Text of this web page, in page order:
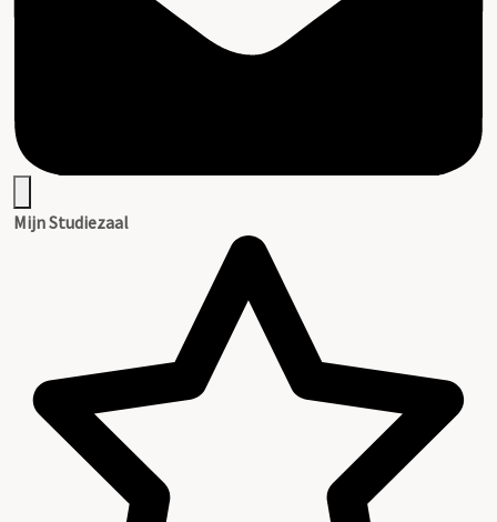
Mijn Studiezaal